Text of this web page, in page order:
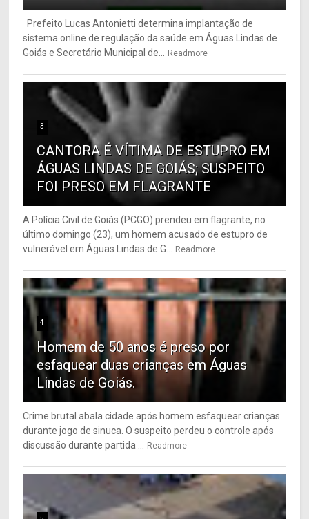
Prefeito Lucas Antonietti determina implantação de
sistema online de regulação da saúde em Águas Lindas de
Goiás e Secretário Municipal de... Readmore
3
CANTORA É VÍTIMA DE ESTUPRO EM
ÁGUAS LINDAS DE GOIÁS; SUSPEITO
FOI PRESO EM FLAGRANTE
A Polícia Civil de Goiás (PCGO) prendeu em flagrante, no
último domingo (23), um homem acusado de estupro de
vulnerável em Águas Lindas de G... Readmore
4
Homem de 50 anos é preso por
esfaquear duas crianças em Águas
Lindas de Goiás.
Crime brutal abala cidade após homem esfaquear crianças
durante jogo de sinuca. O suspeito perdeu o controle após
discussão durante partida ... Readmore